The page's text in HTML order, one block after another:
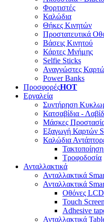
Φορτιστές
Καλώδια
Θήκες Κινητών
Προστατευτικά
Βάσεις Κινητού
Κάρτες Μνήμης
Selfie Sticks
Αναγνώστες
Power Banks
ΠροσφορέςHOT
Εργαλεία
Συντήρηση
Κατσαβίδια -
Μάσκες
Εξαγωγή Καρτών
Καλώδια
Τροφοδοσία
Ανταλλακτικά
Ανταλλακτικά
Ανταλλακτικά
Οθόνες LCD
Touch Screen
Adhesive
Ανταλλακτικά